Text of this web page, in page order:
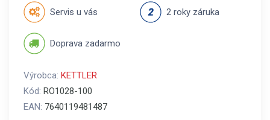
Servis u vás 2 roky záruka
Doprava zadarmo
Výrobca: KETTLER
Kód: RO1028-100
EAN: 7640119481487